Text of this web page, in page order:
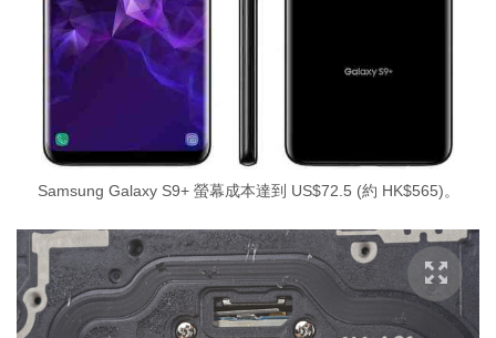
Samsung Galaxy S9+ 螢幕成本達到 US$72.5 (約 HK$565)。